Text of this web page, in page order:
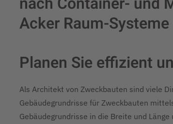
Acker Raum-
Planen Sie effizient
Als Architekt von Zweckbauten sind viele
Gebäudegrundrisse für Zweckbauten
Gebäudegrundrisse in die Breite und